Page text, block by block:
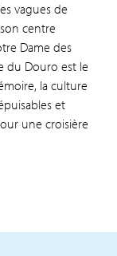
vagues de
centre
Dame des
du Douro est le
la culture
et
une croisière